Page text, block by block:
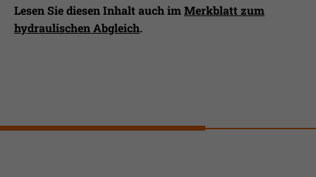
Lesen Sie diesen Inhalt auch imMerkblatt zum
hydraulischen Abgleich.